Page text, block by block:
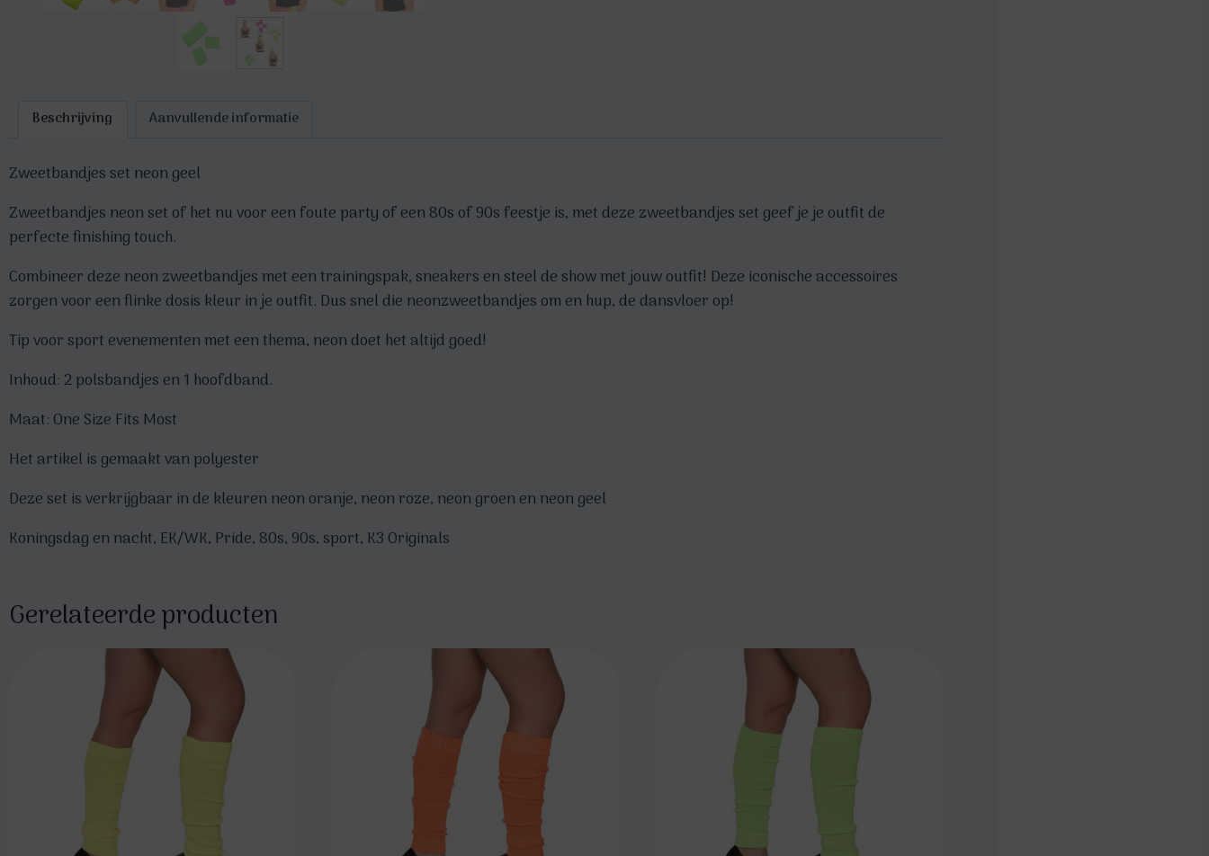
Beschrijving Aanvullende informatie
Zweetbandjes set neon geel
Zweetbandjes neon set of het nu voor een foute party of een 80s of 90s feestje is, met deze zweetbandjes set geef je je outfit de
perfecte finishing touch.
Combineer deze neon zweetbandjes met een trainingspak, sneakers en steel de show met jouw outfit! Deze iconische accessoires
zorgen voor een flinke dosis kleur in je outfit. Dus snel die neonzweetbandjes om en hup, de dansvloer op!
Tip voor sport evenementen met een thema, neon doet het altijd goed!
Inhoud: 2 polsbandjes en 1 hoofdband.
Maat: One Size Fits Most
Het artikel is gemaakt van polyester
Deze set is verkrijgbaar in de kleuren neon oranje, neon roze, neon groen en neon geel
Koningsdag en nacht, EK/WK, Pride, 80s, 90s, sport, K3 Originals
Gerelateerde producten